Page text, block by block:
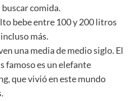
buscar comida.
bebe entre 100 y 200 litros
más.
una media de medio siglo. El
famoso es un elefante
que vivió en este mundo